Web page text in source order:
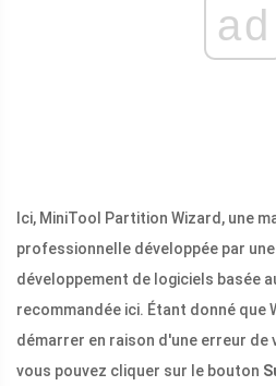
ad
Ici, MiniTool Partition Wizard, une
professionnelle développée par
développement de logiciels basée
recommandée ici. Étant donné que
démarrer en raison d'une erreur de
vous pouvez cliquer sur le bouton